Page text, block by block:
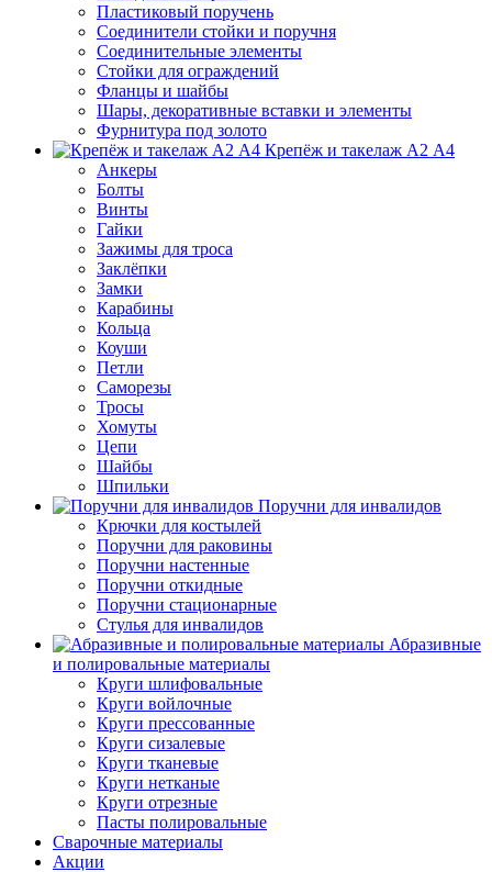
Пластиковый поручень
Соединители стойки и поручня
Соединительные элементы
Стойки для ограждений
Фланцы и шайбы
Шары, декоративные вставки и элементы
Фурнитура под золото
Крепёж и такелаж А2 А4
Анкеры
Болты
Винты
Гайки
Зажимы для троса
Заклёпки
Замки
Карабины
Кольца
Коуши
Петли
Саморезы
Тросы
Хомуты
Цепи
Шайбы
Шпильки
Поручни для инвалидов
Крючки для костылей
Поручни для раковины
Поручни настенные
Поручни откидные
Поручни стационарные
Стулья для инвалидов
Абразивные
и полировальные материалы
Круги шлифовальные
Круги войлочные
Круги прессованные
Круги сизалевые
Круги тканевые
Круги нетканые
Круги отрезные
Пасты полировальные
Сварочные материалы
Акции